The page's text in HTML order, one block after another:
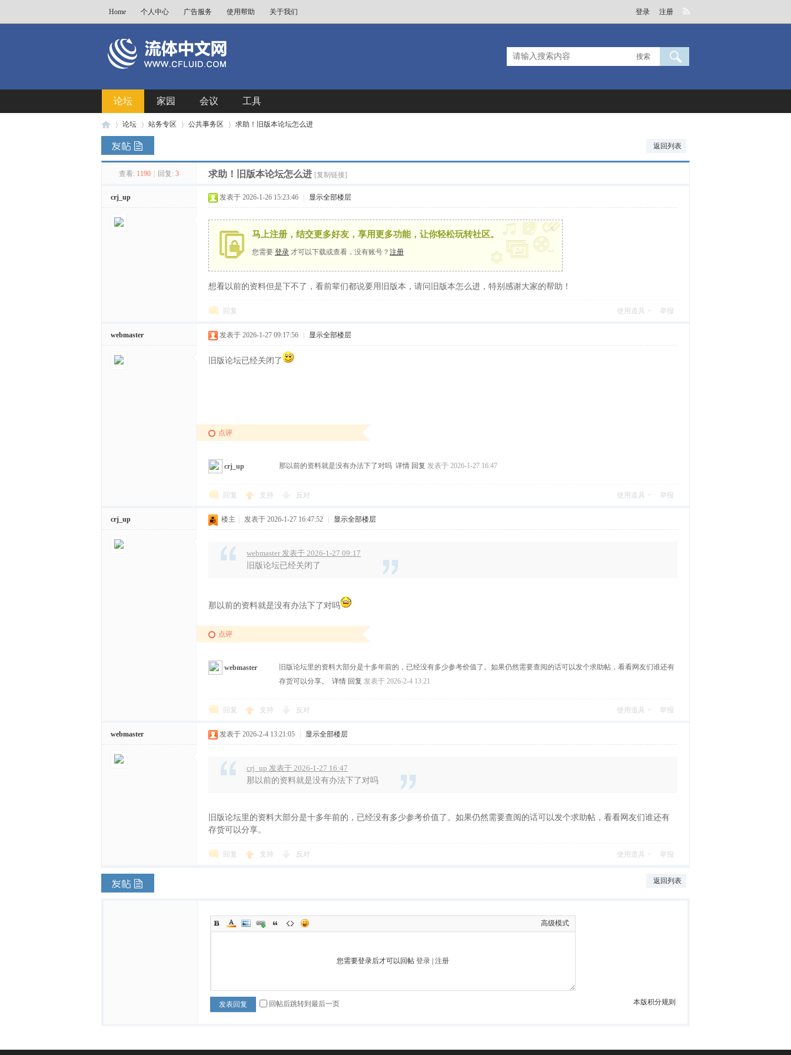
Home 个人中心 广告服务 使用帮助 关于我们 登录 注册
搜索
论坛 家园 会议 工具
论坛
›
站务专区
›
公共事务区
›
求助！旧版本论坛怎么进
返回列表
查看: 1190 回复: 3 求助！旧版本论坛怎么进 [复制链接]
crj_up 发表于 2026-1-26 15:23:46 显示全部楼层
马上注册，结交更多好友，享用更多功能，让你轻松玩转社区。
您需要 登录 才可以下载或查看，没有账号？ 注册
x
想看以前的资料但是下不了，看前辈们都说要用旧版本，请问旧版本怎么进，特别感谢大家的帮助！
回复 使用道具 举报
webmaster 发表于 2026-1-27 09:17:56 显示全部楼层
旧版论坛已经关闭了
点评
crj_up 那以前的资料就是没有办法下了对吗 详情 回复 发表于 2026-1-27 16:47
回复 支持 反对 使用道具 举报
crj_up 楼主 发表于 2026-1-27 16:47:52 显示全部楼层
webmaster 发表于 2026-1-27 09:17
旧版论坛已经关闭了
那以前的资料就是没有办法下了对吗
点评
webmaster
旧版论坛里的资料大部分是十多年前的，已经没有多少参考价值了。如果仍然需要查阅的话可以发个求助帖，看看网友们谁还有
存货可以分享。 详情 回复 发表于 2026-2-4 13:21
回复 支持 反对 使用道具 举报
webmaster 发表于 2026-2-4 13:21:05 显示全部楼层
crj_up 发表于 2026-1-27 16:47
那以前的资料就是没有办法下了对吗
旧版论坛里的资料大部分是十多年前的，已经没有多少参考价值了。如果仍然需要查阅的话可以发个求助帖，看看网友们谁还有
存货可以分享。
回复 支持 反对 使用道具 举报
返回列表
高级模式
您需要登录后才可以回帖 登录 注册
本版积分规则
发表回复 回帖后跳转到最后一页